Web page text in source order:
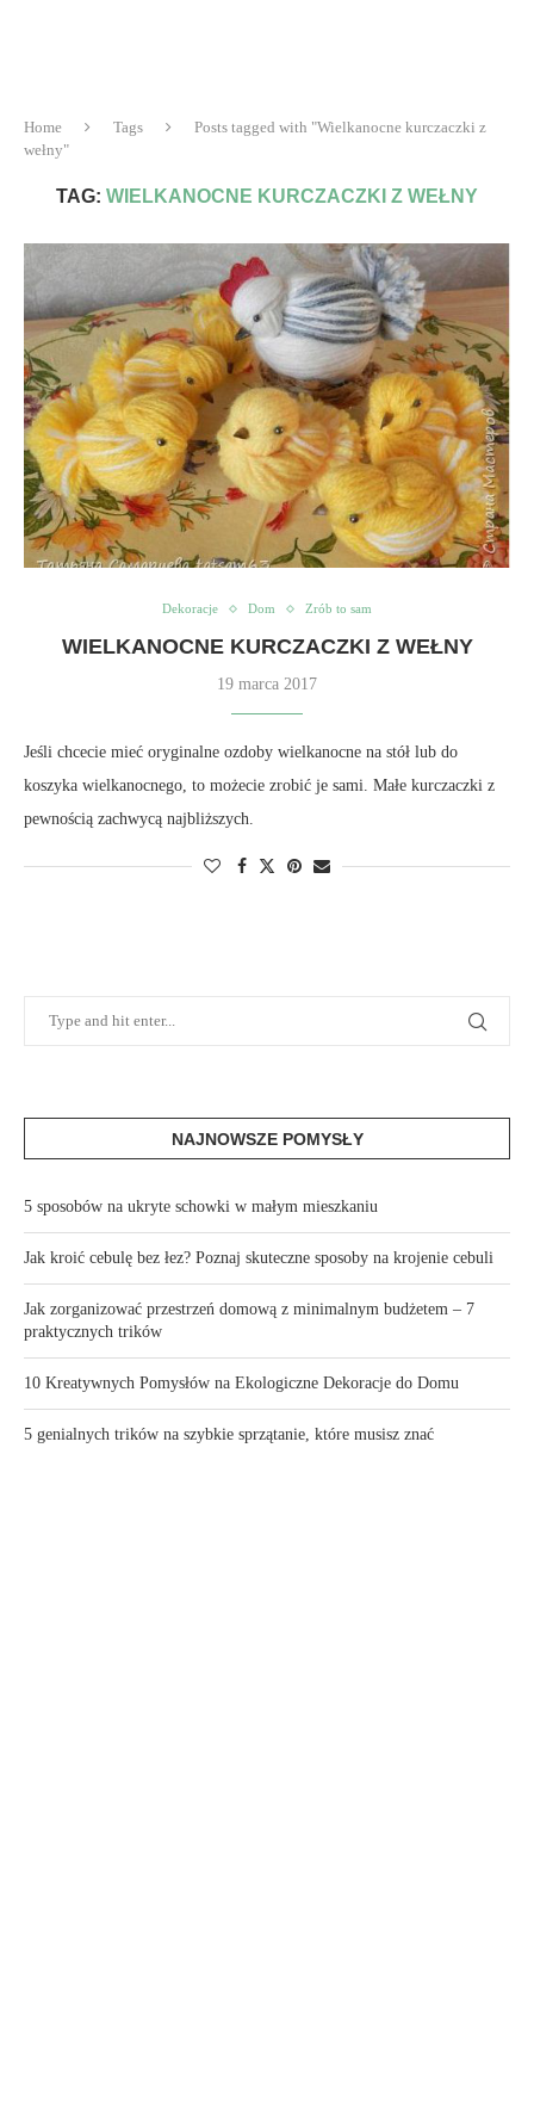
Home Tags
Posts tagged with "Wielkanocne kurczaczki z
wełny"
TAG: WIELKANOCNE KURCZACZKI Z WEŁNY
Dekoracje Dom Zrób to sam
WIELKANOCNE KURCZACZKI Z WEŁNY
19 marca 2017
Jeśli chcecie mieć oryginalne ozdoby wielkanocne na stół lub do
koszyka wielkanocnego, to możecie zrobić je sami. Małe kurczaczki z
pewnością zachwycą najbliższych.
NAJNOWSZE POMYSŁY
5 sposobów na ukryte schowki w małym mieszkaniu
Jak kroić cebulę bez łez? Poznaj skuteczne sposoby na krojenie cebuli
Jak zorganizować przestrzeń domową z minimalnym budżetem – 7
praktycznych trików
10 Kreatywnych Pomysłów na Ekologiczne Dekoracje do Domu
5 genialnych trików na szybkie sprzątanie, które musisz znać